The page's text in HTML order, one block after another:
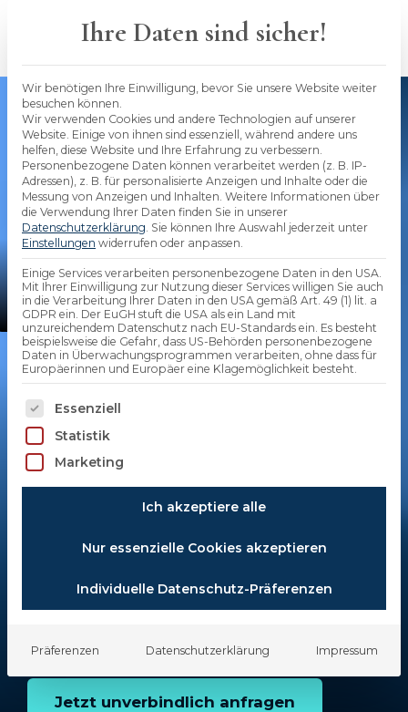
Stephan Seidenfad
bAV-Experte und Geschäftsführung
Die beste betriebliche
Altersvorsorge 2025
Testergebnisse zeigen Tendenzen –
aber welche bAV wirklich zu Ihrem
passt, das wissen nur unsere Experten.
beraten.
Jetzt unverbindlich anfragen
Ihre Daten sind sicher!
Wir benötigen Ihre Einwilligung, bevor Sie unsere Website weiter
besuchen können.
Wir verwenden Cookies und andere Technologien auf unserer
Website. Einige von ihnen sind essenziell, während andere uns
helfen, diese Website und Ihre Erfahrung zu verbessern.
Personenbezogene Daten können verarbeitet werden (z. B. IP-
Adressen), z. B. für personalisierte Anzeigen und Inhalte oder die
Messung von Anzeigen und Inhalten. Weitere Informationen über
die Verwendung Ihrer Daten finden Sie in unserer
Datenschutzerklärung. Sie können Ihre Auswahl jederzeit unter
Einstellungen widerrufen oder anpassen.
Einige Services verarbeiten personenbezogene Daten in den USA.
Mit Ihrer Einwilligung zur Nutzung dieser Services willigen Sie auch
in die Verarbeitung Ihrer Daten in den USA gemäß Art. 49 (1) lit. a
GDPR ein. Der EuGH stuft die USA als ein Land mit
unzureichendem Datenschutz nach EU-Standards ein. Es besteht
beispielsweise die Gefahr, dass US-Behörden personenbezogene
Daten in Überwachungsprogrammen verarbeiten, ohne dass für
Europäerinnen und Europäer eine Klagemöglichkeit besteht.
Es folgt eine Liste der Service-Gruppen, für die
Essenziell
Statistik
Marketing
Ich akzeptiere alle
Nur essenzielle Cookies akzeptieren
Individuelle Datenschutz-Präferenzen
Präferenzen Datenschutzerklärung Impressum